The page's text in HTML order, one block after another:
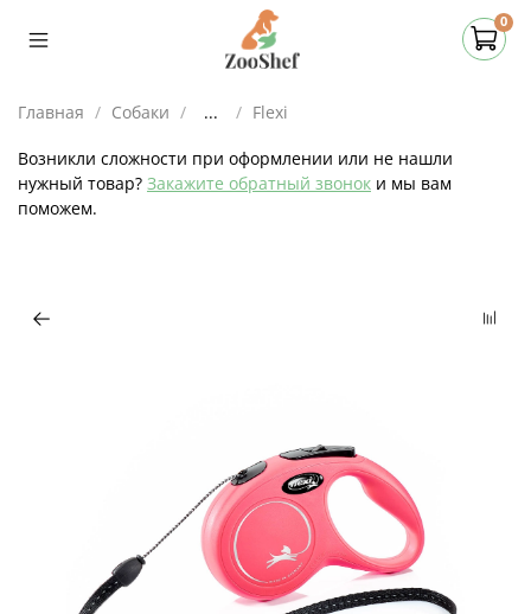
0
Главная Собаки ... Flexi
Возникли сложности при оформлении или не нашли
нужный товар? Закажите обратный звонок и мы вам
поможем.